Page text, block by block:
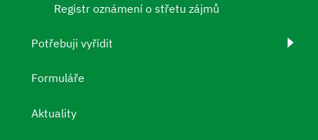
Registr oznámení o střetu zájmů
Potřebuji vyřídit
Formuláře
Aktuality